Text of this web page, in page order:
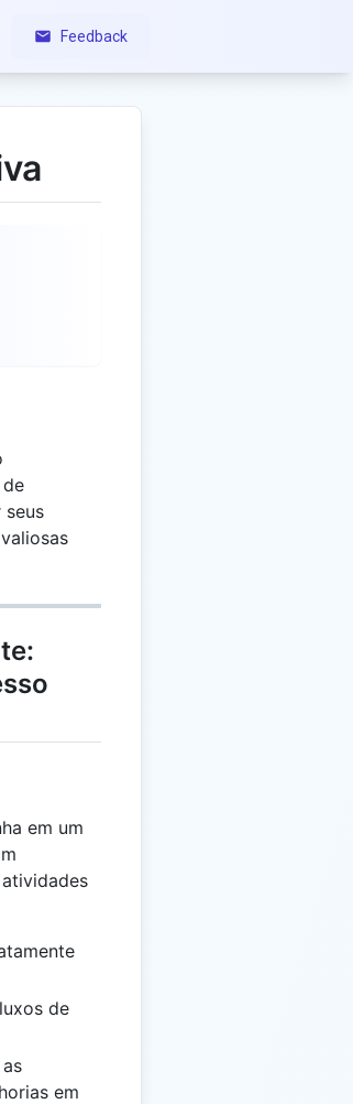
Feedback
seus
em um
de
em